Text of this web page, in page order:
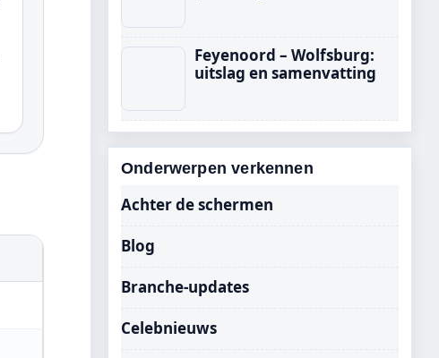
Feyenoord – Wolfsburg:
uitslag en samenvatting
Onderwerpen verkennen
Achter de schermen
Blog
Branche-updates
Celebnieuws